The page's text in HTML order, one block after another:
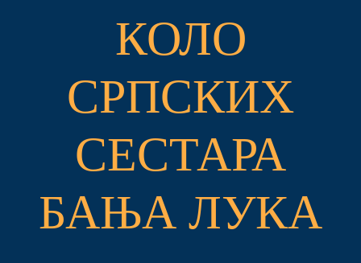
КОЛО
СРПСКИХ
СЕСТАРА
БАЊА ЛУКА